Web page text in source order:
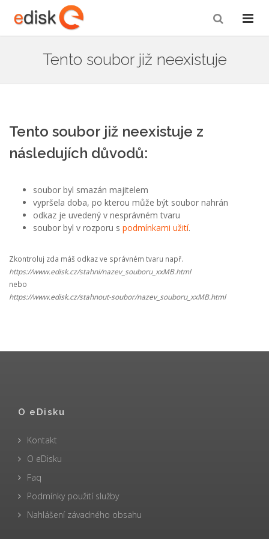
Tento soubor již neexistuje
Tento soubor již neexistuje z
následujích důvodů:
soubor byl smazán majitelem
vypršela doba, po kterou může být soubor nahrán
odkaz je uvedený v nesprávném tvaru
soubor byl v rozporu s podmínkami užití.
Zkontroluj zda máš odkaz ve správném tvaru např.
https://www.edisk.cz/stahni/nazev_souboru_xxMB.html
nebo
https://www.edisk.cz/stahnout-soubor/nazev_souboru_xxMB.html
O eDisku
Kontakt
O eDisku
Faq
Podmínky použití služby
Nahlášení závadného obsahu